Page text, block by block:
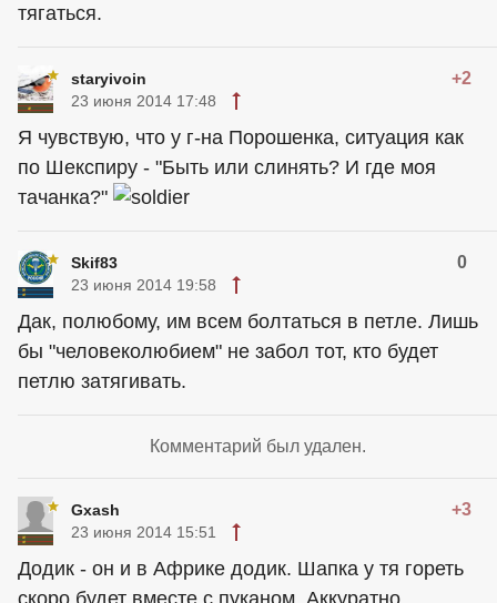
тягаться.
staryivoin +2
23 июня 2014 17:48
Я чувствую, что у г-на Порошенка, ситуация как
по Шекспиру - "Быть или слинять? И где моя
тачанка?"
Skif83 0
23 июня 2014 19:58
Дак, полюбому, им всем болтаться в петле. Лишь
бы "человеколюбием" не забол тот, кто будет
петлю затягивать.
Комментарий был удален.
Gxash +3
23 июня 2014 15:51
Додик - он и в Африке додик. Шапка у тя гореть